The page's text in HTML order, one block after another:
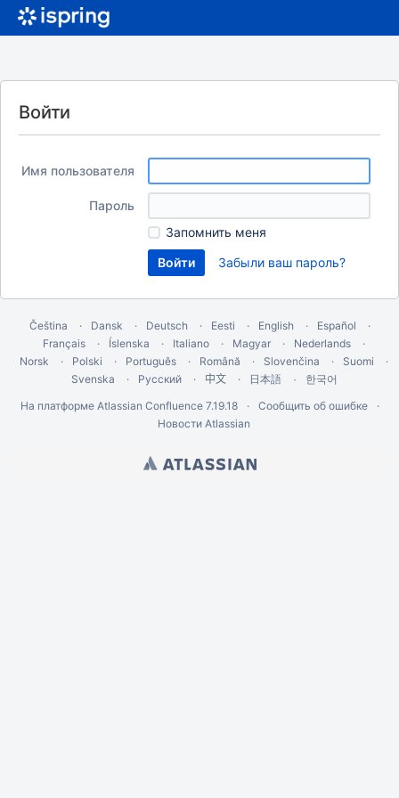
Войти
Имя пользователя
Пароль
Запомнить меня
Забыли ваш пароль?
Čeština Dansk Deutsch Eesti English
Español
Français
Íslenska Italiano Magyar
Nederlands
Norsk
Polski Português Română Slovenčina
Suomi
Svenska
Русский 中文 日本語
한국어
На платформе Atlassian Confluence 7.19.18
Сообщить об ошибке
Новости Atlassian